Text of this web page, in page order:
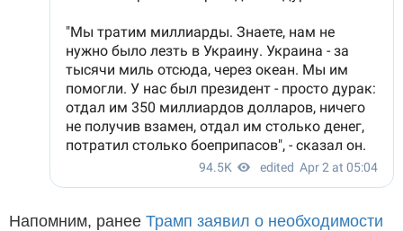
Напомним, ранее Трамп заявил о необходимости